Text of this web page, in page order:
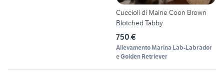
Cuccioli di Maine Coon Brown
Blotched Tabby
750 €
Allevamento Marina Lab-Labrador
e Golden Retriever